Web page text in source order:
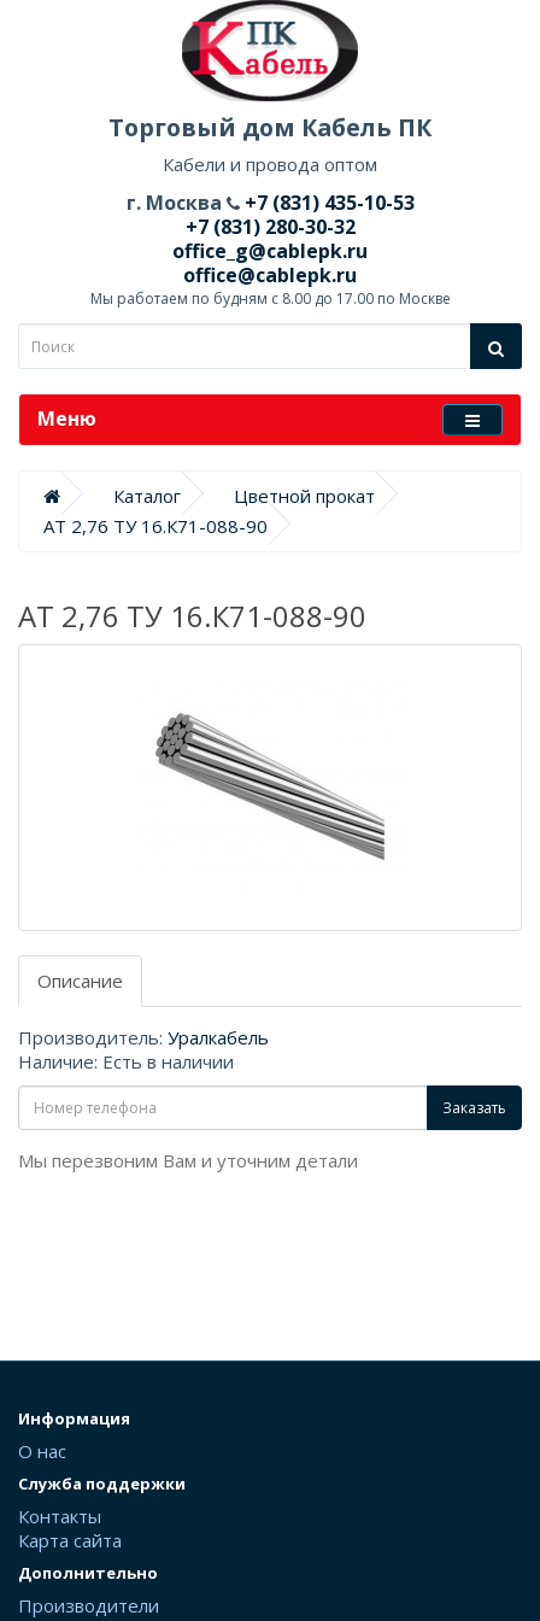
Торговый дом Кабель ПК
Кабели и провода оптом
г. Москва
+7 (831) 435-10-53
+7 (831) 280-30-32
office_g@cablepk.ru
office@cablepk.ru
Мы работаем по будням с 8.00 до 17.00 по Москве
Меню
Каталог
Цветной прокат
АТ 2,76 ТУ 16.К71-088-90
АТ 2,76 ТУ 16.К71-088-90
Описание
Производитель: Уралкабель
Наличие: Есть в наличии
Заказать
Мы перезвоним Вам и уточним детали
Информация
О нас
Служба поддержки
Контакты
Карта сайта
Дополнительно
Производители